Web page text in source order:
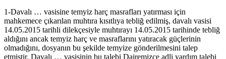
1-Davalı … vasisine temyiz harç masrafları yatırması için
mahkemece çıkarılan muhtıra kısıtlıya tebliğ edilmiş, davalı vasisi
14.05.2015 tarihli dilekçesiyle muhtırayı 14.05.2015 tarihinde tebliğ
aldığını ancak temyiz harç ve masraflarını yatıracak güçlerinin
olmadığını, dosyanın bu şekilde temyize gönderilmesini talep
etmiştir. Davalı … vasisinin bu talebi Dairemizce adli yardım talebi